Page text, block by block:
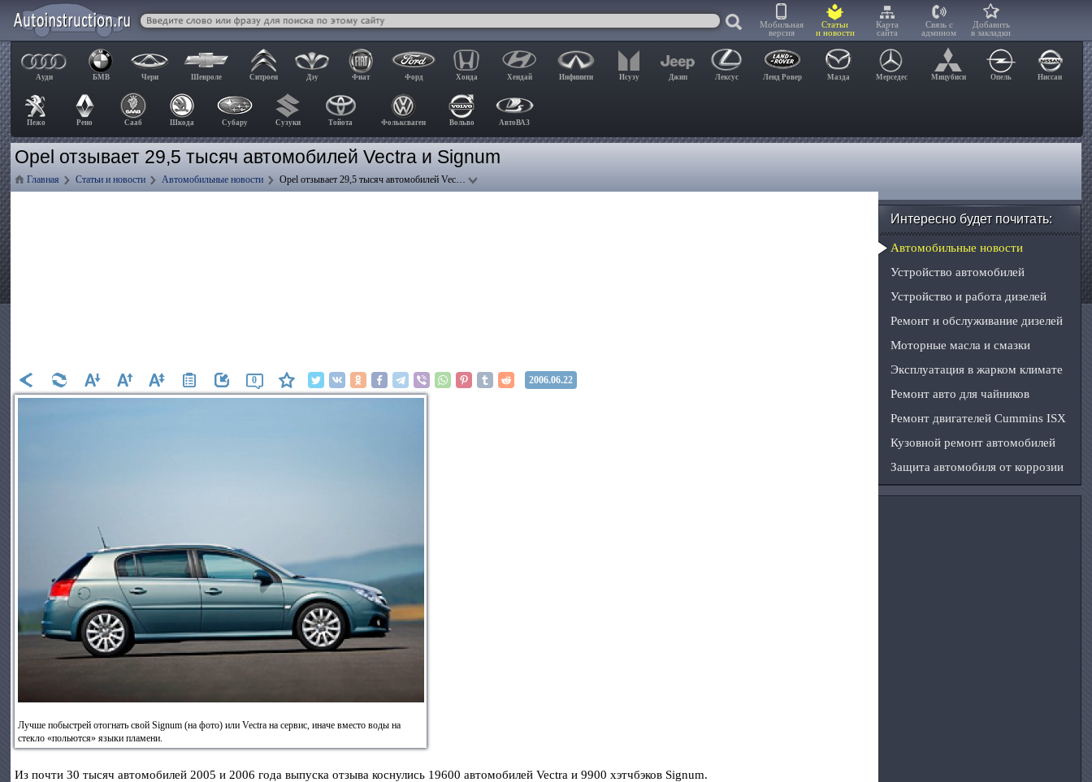
Мобильная
версия
Статьи
и новости
Карта
сайта
Связь с
админом
Добавить
в закладки
Ауди БМВ Чери Шевроле Ситроен Дэу Фиат Форд Хонда Хендай Инфинити Исузу Джип Лексус Ленд Ровер Мазда Мерседес Мицубиси Опель Ниссан
Пежо Рено Сааб Шкода Субару Сузуки Тойота Фольксваген Вольво АвтоВАЗ
Opel отзывает 29,5 тысяч автомобилей Vectra и Signum
Главная Статьи и новости Автомобильные новости Opel отзывает 29,5 тысяч автомобилей Vec…
0 2006.06.22
Лучше побыстрей отогнать свой Signum (на фото) или Vectra на сервис, иначе вместо воды на
стекло «польются» языки пламени.
Из почти 30 тысяч автомобилей 2005 и 2006 года выпуска отзыва коснулись 19600 автомобилей Vectra и 9900 хэтчбэков Signum.
Интересно будет почитать:
Автомобильные новости
Устройство автомобилей
Устройство и работа дизелей
Ремонт и обслуживание дизелей
Моторные масла и смазки
Эксплуатация в жарком климате
Ремонт авто для чайников
Ремонт двигателей Cummins ISX
Кузовной ремонт автомобилей
Защита автомобиля от коррозии